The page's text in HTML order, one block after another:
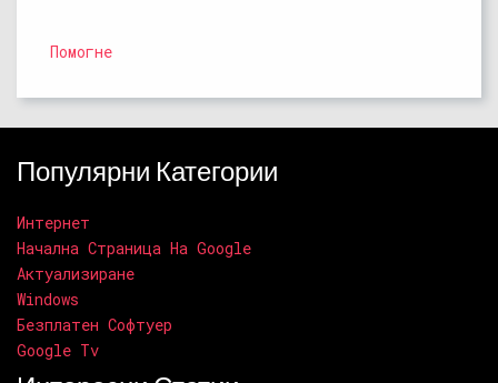
Помогне
Популярни Категории
Интернет
Начална Страница На Google
Актуализиране
Windows
Безплатен Софтуер
Google Tv